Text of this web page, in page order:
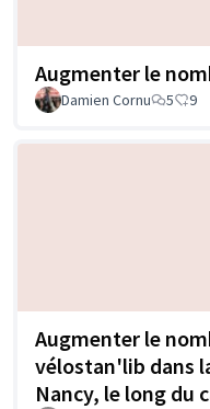
Augmenter le
Damien Cornu 5 9
Augmenter le
vélostan'lib dans
Nancy, le long du